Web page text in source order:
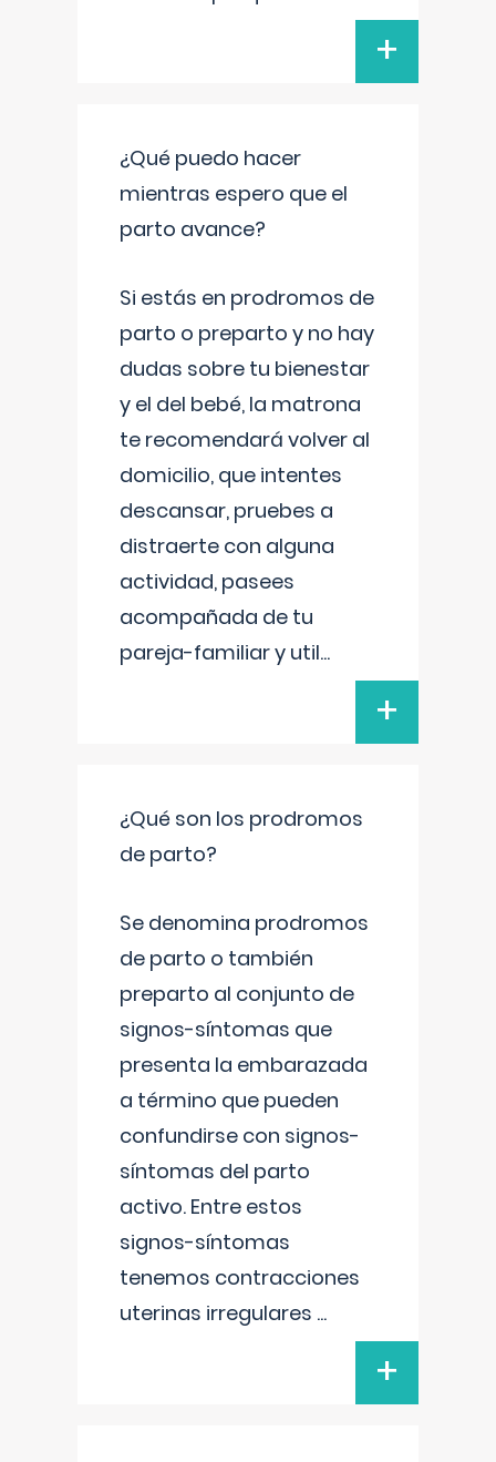
+
¿Qué puedo hacer
mientras espero que el
parto avance?
Si estás en prodromos de
parto o preparto y no hay
dudas sobre tu bienestar
y el del bebé, la matrona
te recomendará volver al
domicilio, que intentes
descansar, pruebes a
distraerte con alguna
actividad, pasees
acompañada de tu
pareja-familiar y util...
+
¿Qué son los prodromos
de parto?
Se denomina prodromos
de parto o también
preparto al conjunto de
signos-síntomas que
presenta la embarazada
a término que pueden
confundirse con signos-
síntomas del parto
activo. Entre estos
signos-síntomas
tenemos contracciones
uterinas irregulares ...
+